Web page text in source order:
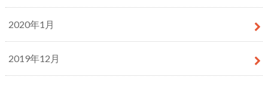
2020年1月
2019年12月